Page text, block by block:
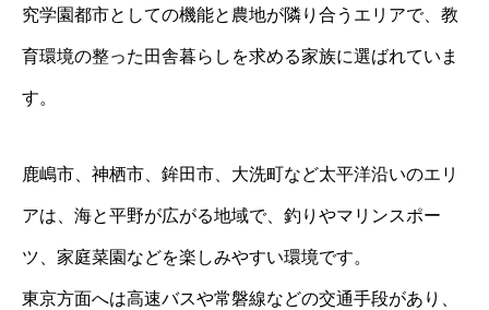
究学園都市としての機能と農地が隣り合うエリアで、教
育環境の整った田舎暮らしを求める家族に選ばれていま
す。
鹿嶋市、神栖市、鉾田市、大洗町など太平洋沿いのエリ
アは、海と平野が広がる地域で、釣りやマリンスポー
ツ、家庭菜園などを楽しみやすい環境です。
東京方面へは高速バスや常磐線などの交通手段があり、